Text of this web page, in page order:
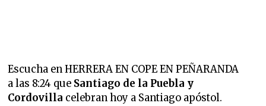
Escucha en HERRERA EN COPE EN PEÑARANDA
a las 8:24 que Santiago de la Puebla y
Cordovilla celebran hoy a Santiago apóstol.